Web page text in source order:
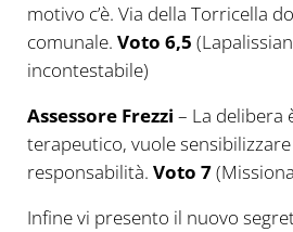
motivo c’è. Via della Torricella
comunale. Voto 6,5
incontestabile)
Assessore Frezzi – La delibera
terapeutico, vuole
responsabilità. Voto 7
Infine vi presento il nuovo